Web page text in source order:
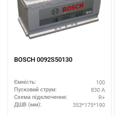
BOSCH 0092S50130
Ємність: 100
Пусковий струм: 830 А
Схема підключення: R+
ДШВ (мм): 353*175*190